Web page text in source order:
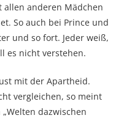
allen anderen Mädchen
So auch bei Prince und
und so fort. Jeder weiß,
es nicht verstehen.
mit der Apartheid.
vergleichen, so meint
dazwischen